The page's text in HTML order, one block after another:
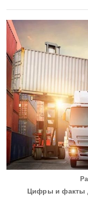
Цифры и факты